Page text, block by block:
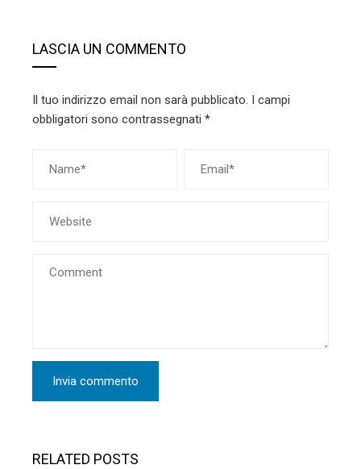
LASCIA UN COMMENTO
Il tuo indirizzo email non sarà pubblicato. I campi
obbligatori sono contrassegnati *
RELATED POSTS